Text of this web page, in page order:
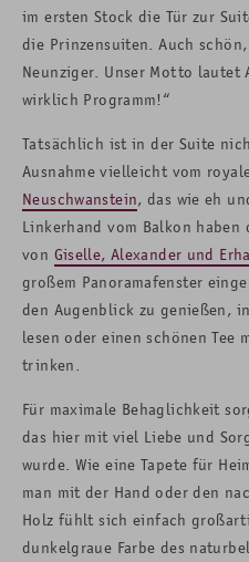
im ersten Stock die Tür zur
die Prinzensuiten. Auch
Neunziger. Unser Motto lautet
wirklich Programm!“
Tatsächlich ist in der Suite
Ausnahme vielleicht vom
Neuschwanstein, das wie eh
Linkerhand vom Balkon
von Giselle, Alexander und
großem Panoramafenster
den Augenblick zu genießen,
lesen oder einen schönen Tee
trinken.
Für maximale Behaglichkeit
das hier mit viel Liebe und
wurde. Wie eine Tapete für
man mit der Hand oder den
Holz fühlt sich einfach
dunkelgraue Farbe des